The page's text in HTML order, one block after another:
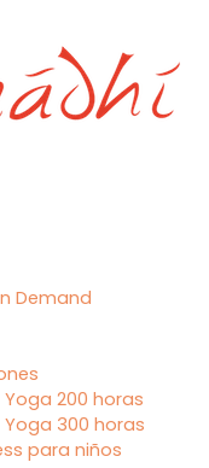
Demand
200 horas
300 horas
para niños